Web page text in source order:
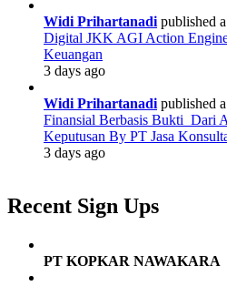
Widi Prihartanadi published
Digital JKK AGI Action
Keuangan
3 days ago
Widi Prihartanadi published
Finansial Berbasis Bukti Dari
Keputusan By PT Jasa
3 days ago
Recent Sign Ups
PT KOPKAR NAWAKARA